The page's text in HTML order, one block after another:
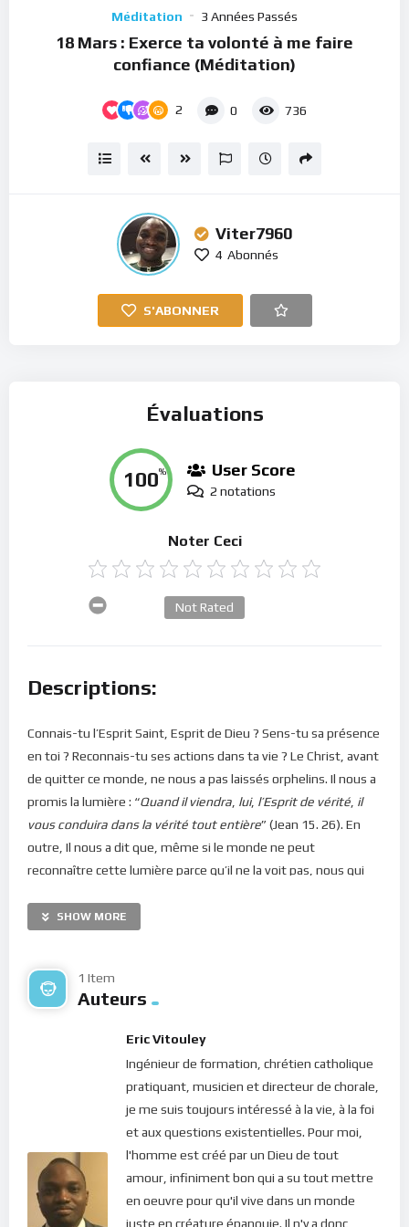
Méditation 3 Années Passés
18 Mars : Exerce ta volonté à me faire
confiance (Méditation)
2 0 736
Viter7960
4 Abonnés
S'ABONNER
Évaluations
100% User Score
2 notations
Noter Ceci
Not Rated
Descriptions:
Connais-tu l’Esprit Saint, Esprit de Dieu ? Sens-tu sa présence
en toi ? Reconnais-tu ses actions dans ta vie ? Le Christ, avant
de quitter ce monde, ne nous a pas laissés orphelins. Il nous a
promis la lumière : “Quand il viendra lui, l’Esprit de vérité il
vous conduira dans la vérité tout entière” (Jean 15. 26). En
outre, Il nous a dit que, même si le monde ne peut
reconnaître cette lumière parce qu’il ne la voit pas, nous qui
(Jean 14. 17). C’est en cela que Saint Paul déclare : “
L’Esprit de vérité est la Sagesse même de Dieu. C’est en lui
guider dans nos ténèbres. C’est pourquoi Il est la lumière
véritable de nos vies. La plupart du temps, nous l’invoquons
pour qu’il vienne en nous. Mais la réalité, ce sont ces paroles
révélatrices du Seigneur : “mais vous, vous le connaissez, car
il demeure avec vous, et il sera en vous” (Jean 14. 17b).
L’Esprit est déjà en nous. Il suffit donc d’en prendre
conscience et de nous disposer à sa lumière pour nous laisser
conduire en chaque chose. A chaque fois que nous entrons
SHOW MORE
1 Item
Auteurs
Eric Vitouley
Ingénieur de formation, chrétien catholique
pratiquant, musicien et directeur de chorale,
je me suis toujours intéressé à la vie, à la foi
et aux questions existentielles. Pour moi,
l'homme est créé par un Dieu de tout
amour, infiniment bon qui a su tout mettre
en oeuvre pour qu'il vive dans un monde
juste en créature épanouie. Il n'y a donc